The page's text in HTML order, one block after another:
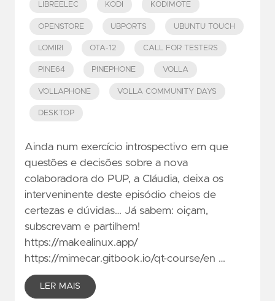
LIBREELEC KODI KODIMOTE
OPENSTORE UBPORTS UBUNTU TOUCH
LOMIRI OTA-12 CALL FOR TESTERS
PINE64 PINEPHONE VOLLA
VOLLAPHONE VOLLA COMMUNITY DAYS
DESKTOP
Ainda num exercício introspectivo em que
questões e decisões sobre a nova
colaboradora do PUP, a Cláudia, deixa os
interveninente deste episódio cheios de
certezas e dúvidas… Já sabem: oiçam,
subscrevam e partilhem!
https://makealinux.app/
https://mimecar.gitbook.io/qt-course/en …
LER MAIS